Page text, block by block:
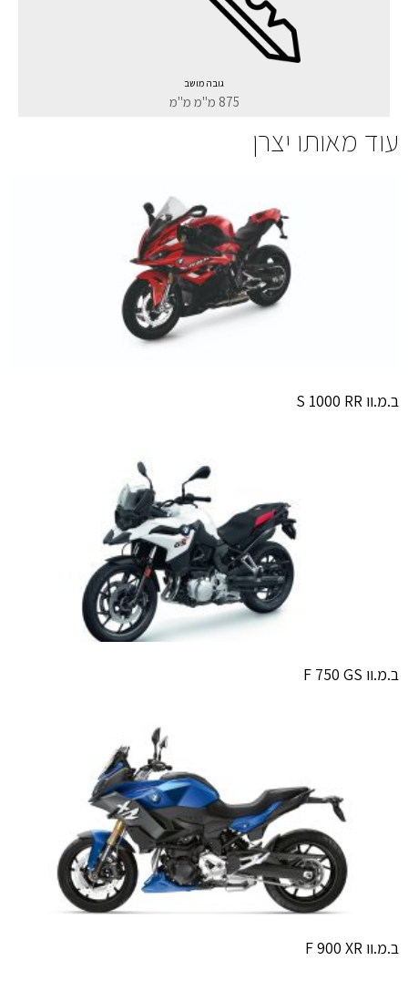
גובה מושב
875 מ"מ מ"מ
עוד מאותו יצרן
ב.מ.וו S 1000 RR
ב.מ.וו F 750 GS
ב.מ.וו F 900 XR